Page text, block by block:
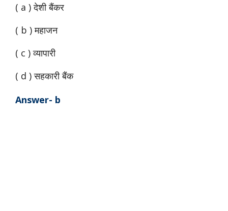
( a ) देशी बैंकर
( b ) महाजन
( c ) व्यापारी
( d ) सहकारी बैंक
Answer- b